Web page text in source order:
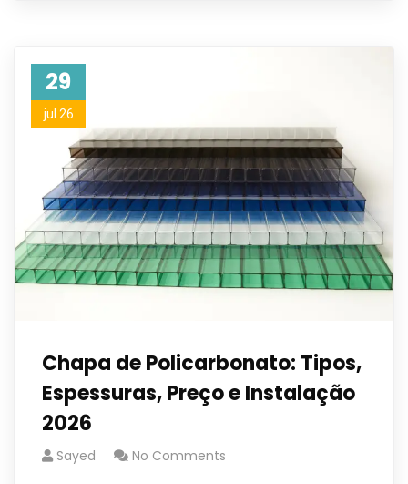
29
jul 26
Chapa de Policarbonato: Tipos,
Espessuras, Preço e Instalação
2026
Sayed No Comments